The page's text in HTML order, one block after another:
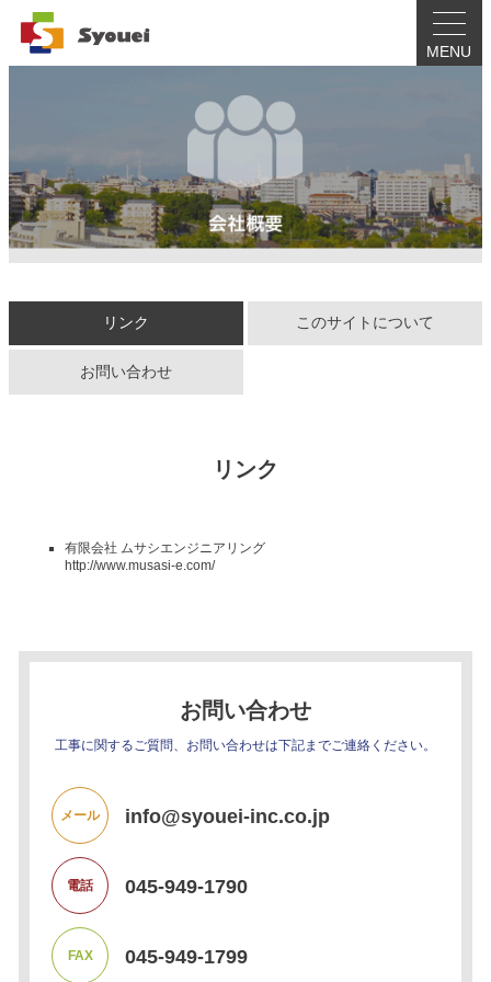
MENU
リンク このサイトについて
お問い合わせ
リンク
有限会社 ムサシエンジニアリング
http://www.musasi-e.com/
お問い合わせ
工事に関するご質問、お問い合わせは下記までご連絡ください。
メール info@syouei-inc.co.jp
電話 045-949-1790
FAX 045-949-1799